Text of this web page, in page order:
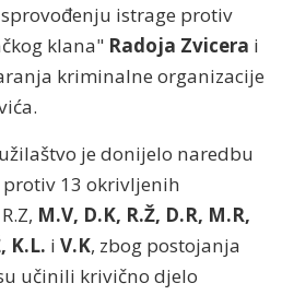
istrage protiv
klana" Radoja Zvicera i
kriminalne organizacije
je donijelo naredbu
13 okrivljenih
M.V, D.K, R.Ž, D.R, M.R,
K.L. i V.K, zbog postojanja
učinili krivično djelo